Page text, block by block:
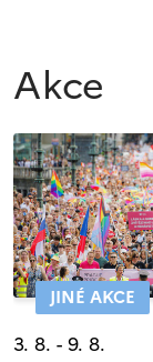
Akce
JINÉ AKCE
3. 8. - 9. 8.